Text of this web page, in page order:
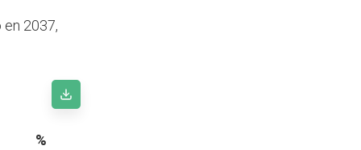
2037,
%